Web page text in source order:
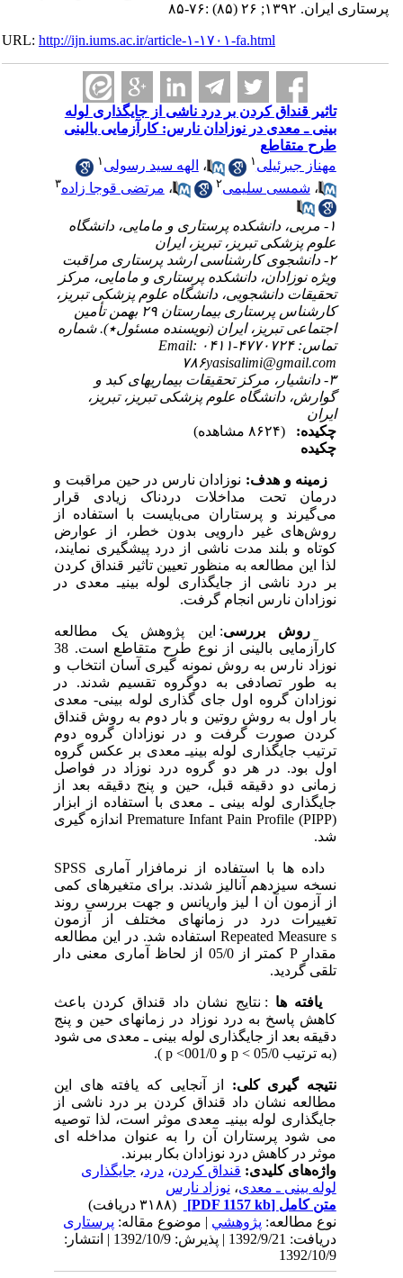
پرستاری ایران. ۱۳۹۲; ۲۶ (۸۵) :۷۶-۸۵
URL:http://ijn.iums.ac.ir/article-۱-۱۷۰۱-fa.html
تاثیر قنداق کردن بر درد ناشی از جایگذاری لوله
بینی ـ معدی در نوزادان نارس: کارآزمایی بالینی
طرح متقاطع
مهناز جبرئیلی
،الهه سید رسولی
،شمسی سلیمی ،مرتضی قوجا زاده
۱- مربی، دانشکده پرستاری و مامایی، دانشگاه
علوم پزشکی تبریز، تبریز، ایران
۲- دانشجوی کارشناسی ارشد پرستاری مراقبت
ویژه نوزادان، دانشکده پرستاری و مامایی، مرکز
تحقیقات دانشجویی، دانشگاه علوم پزشکی تبریز،
کارشناس پرستاری بیمارستان ۲۹ بهمن تأمین
اجتماعی تبریز، ایران (نویسنده مسئول٭). شماره
تماس: ۴۷۷۰۷۲۴-۰۴۱۱ Email:
۷۸۶yasisalimi@gmail.com
۳- دانشیار، مرکز تحقیقات بیماریهای کبد و
گوارش، دانشگاه علوم پزشکی تبریز، تبریز،
ایران
چکیده:
چکیده
زمینه و هدف:نوزادان نارس در حین مراقبت و
درمان تحت مداخلات دردناک زیادی قرار
می‌گیرند و پرستاران می‌بایست با استفاده از
روش‌های غیر دارویی بدون خطر، از عوارض
کوتاه و بلند مدت ناشی از درد پیشگیری نمایند،
لذا این مطالعه به منظور تعیین تاثیر قنداق کردن
بر درد ناشی از جایگذاری لوله بینی­ـ­ معدی در
نوزادان نارس انجام گرفت.
روش بررسی: این پژوهش یک مطالعه
کارآزمایی بالینی از نوع طرح متقاطع است. 38
نوزاد نارس به روش نمونه گیری آسان انتخاب و
به طور تصادفی به دوگروه تقسیم شدند. در
نوزادان گروه اول جای گذاری لوله بینی- معدی
بار اول به روش روتین و بار دوم به روش قنداق
کردن صورت گرفت و در نوزادان گروه دوم
ترتیب جایگذاری لوله بینی­ـ ­معدی بر عکس گروه
اول بود. در هر دو گروه درد نوزاد در فواصل
زمانی دو دقیقه قبل، حین و پنج دقیقه بعد از
جایگذاری لوله بینی ـ معدی با استفاده از ابزار
(Premature Infant Pain Profile (PIPP اندازه گیری
شد.
داده ها با استفاده از نرم­افزار آماری SPSS
نسخه سیزدهم آنالیز شدند. برای متغیرهای کمی
از آزمون آن ا لیز واریانس و جهت بررسی روند
تغییرات درد در زمانهای مختلف از آزمون
Repeated Measure s استفاده شد. در این مطالعه
مقدار P کمتر از 05/0 از لحاظ آماری معنی دار
تلقی گردید.
یافته ها: نتایج نشان داد قنداق کردن باعث
کاهش پاسخ به درد نوزاد در زمانهای حین و پنج
دقیقه بعد از جایگذاری لوله بینی ـ معدی می شود
(به ترتیب 05/0 > p و 001/0> p ).
نتیجه گیری کلی:از آنجایی که یافته های این
مطالعه نشان داد قنداق کردن بر درد ناشی از
جایگذاری لوله بینی­ـ­ معدی موثر است، لذا توصیه
می شود پرستاران آن را به عنوان مداخله ای
موثر در کاهش درد نوزادان بکار ببرند.
واژه‌های کلیدی:قنداق کردن،درد ،جایگذاری
لوله بینی ـ معدی،نوزاد نارس
متن کامل[PDF 1157 kb]
نوع مطالعه:پژوهشي| موضوع مقاله:پرستاری
دریافت: 1392/9/21 | پذیرش: 1392/10/9 | انتشار:
1392/10/9